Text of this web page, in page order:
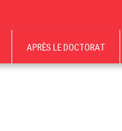
APRÈS LE DOCTORAT